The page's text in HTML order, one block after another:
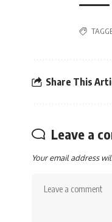
Share This
Leave a
Your email address